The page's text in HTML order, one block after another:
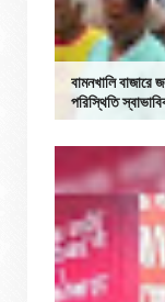
বামনখালি বাজারে
পরিস্থিতি